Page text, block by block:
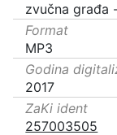
zvučna građa
Format
MP3
Godina
2017
ZaKi ident
257003505